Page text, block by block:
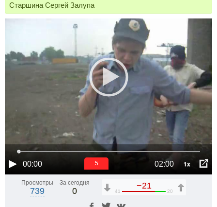
Старшина Сергей Залупа
00:00 02:00 1x
5
Просмотры
739
За сегодня
0
−21
41 20